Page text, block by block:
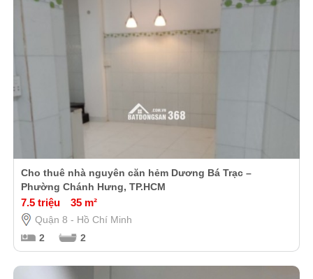
Cho thuê nhà nguyên căn hẻm Dương Bá Trạc –
Phường Chánh Hưng, TP.HCM
7.5 triệu 35 m²
Quận 8 - Hồ Chí Minh
2
2